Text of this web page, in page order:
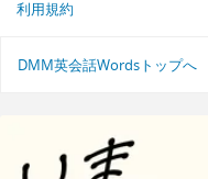
利用規約
DMM英会話Wordsトップへ